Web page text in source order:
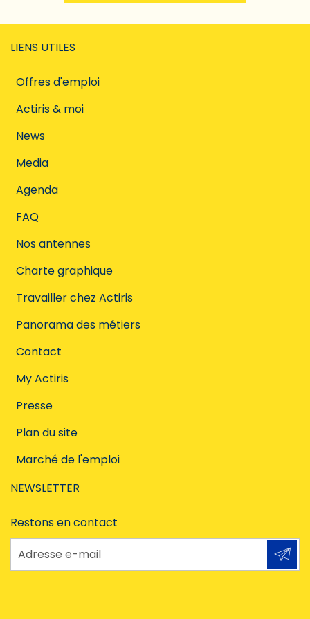
LIENS UTILES
Offres d'emploi
Actiris & moi
News
Media
Agenda
FAQ
Nos antennes
Charte graphique
Travailler chez Actiris
Panorama des métiers
Contact
My Actiris
Presse
Plan du site
Marché de l'emploi
NEWSLETTER
Restons en contact
Adresse e-mail